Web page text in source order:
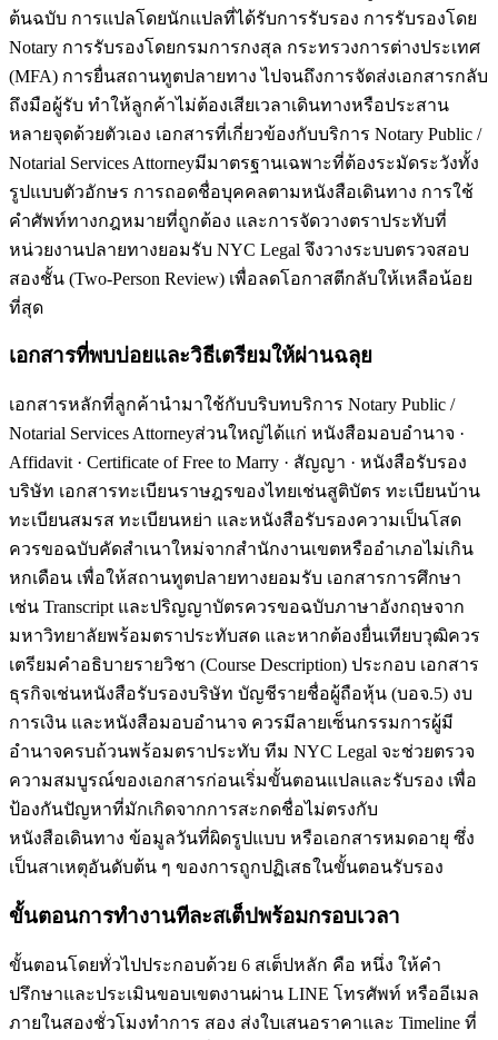
ต้นฉบับ การแปลโดยนักแปลที่ได้รับการรับรอง การรับรองโดย
Notary การรับรองโดยกรมการกงสุล กระทรวงการต่างประเทศ
(MFA) การยื่นสถานทูตปลายทาง ไปจนถึงการจัดส่งเอกสารกลับ
ถึงมือผู้รับ ทำให้ลูกค้าไม่ต้องเสียเวลาเดินทางหรือประสาน
หลายจุดด้วยตัวเอง เอกสารที่เกี่ยวข้องกับบริการ Notary Public /
Notarial Services Attorneyมีมาตรฐานเฉพาะที่ต้องระมัดระวังทั้ง
รูปแบบตัวอักษร การถอดชื่อบุคคลตามหนังสือเดินทาง การใช้
คำศัพท์ทางกฎหมายที่ถูกต้อง และการจัดวางตราประทับที่
หน่วยงานปลายทางยอมรับ NYC Legal จึงวางระบบตรวจสอบ
สองชั้น (Two-Person Review) เพื่อลดโอกาสตีกลับให้เหลือน้อย
ที่สุด
เอกสารที่พบบ่อยและวิธีเตรียมให้ผ่านฉลุย
เอกสารหลักที่ลูกค้านำมาใช้กับบริบทบริการ Notary Public /
Notarial Services Attorneyส่วนใหญ่ได้แก่ หนังสือมอบอำนาจ ·
Affidavit · Certificate of Free to Marry · สัญญา · หนังสือรับรอง
บริษัท เอกสารทะเบียนราษฎรของไทยเช่นสูติบัตร ทะเบียนบ้าน
ทะเบียนสมรส ทะเบียนหย่า และหนังสือรับรองความเป็นโสด
ควรขอฉบับคัดสำเนาใหม่จากสำนักงานเขตหรืออำเภอไม่เกิน
หกเดือน เพื่อให้สถานทูตปลายทางยอมรับ เอกสารการศึกษา
เช่น Transcript และปริญญาบัตรควรขอฉบับภาษาอังกฤษจาก
มหาวิทยาลัยพร้อมตราประทับสด และหากต้องยื่นเทียบวุฒิควร
เตรียมคำอธิบายรายวิชา (Course Description) ประกอบ เอกสาร
ธุรกิจเช่นหนังสือรับรองบริษัท บัญชีรายชื่อผู้ถือหุ้น (บอจ.5) งบ
การเงิน และหนังสือมอบอำนาจ ควรมีลายเซ็นกรรมการผู้มี
อำนาจครบถ้วนพร้อมตราประทับ ทีม NYC Legal จะช่วยตรวจ
ความสมบูรณ์ของเอกสารก่อนเริ่มขั้นตอนแปลและรับรอง เพื่อ
ป้องกันปัญหาที่มักเกิดจากการสะกดชื่อไม่ตรงกับ
หนังสือเดินทาง ข้อมูลวันที่ผิดรูปแบบ หรือเอกสารหมดอายุ ซึ่ง
เป็นสาเหตุอันดับต้น ๆ ของการถูกปฏิเสธในขั้นตอนรับรอง
ขั้นตอนการทำงานทีละสเต็ปพร้อมกรอบเวลา
ขั้นตอนโดยทั่วไปประกอบด้วย 6 สเต็ปหลัก คือ หนึ่ง ให้คำ
ปรึกษาและประเมินขอบเขตงานผ่าน LINE โทรศัพท์ หรืออีเมล
ภายในสองชั่วโมงทำการ สอง ส่งใบเสนอราคาและ Timeline ที่